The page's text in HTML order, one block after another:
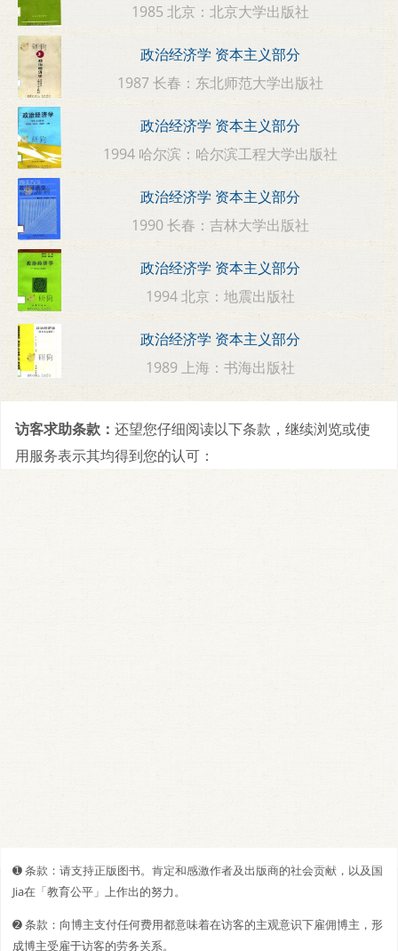
1985 北京：北京大学出版社
政治经济学 资本主义部分
1987 长春：东北师范大学出版社
政治经济学 资本主义部分
1994 哈尔滨：哈尔滨工程大学出版社
政治经济学 资本主义部分
1990 长春：吉林大学出版社
政治经济学 资本主义部分
1994 北京：地震出版社
政治经济学 资本主义部分
1989 上海：书海出版社
访客求助条款： 还望您仔细阅读以下条款，继续浏览或使
用服务表示其均得到您的认可：
➊️ 条款：请支持正版图书。肯定和感激作者及出版商的社会贡献，以及国
Jia在「教育公平」上作出的努力。
➋️️ 条款：向博主支付任何费用都意味着在访客的主观意识下雇佣博主，形
成博主受雇于访客的劳务关系。